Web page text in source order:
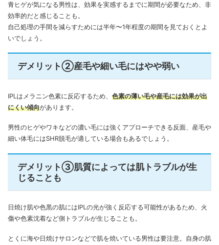
青ヒゲが気になる男性は、効果を実感するまでに期間が必要なため、非
効率的だと感じることも。
自己処理の手間を減らすためには半年〜1年程度の期間を見ておくとよ
いでしょう。
デメリット②産毛や細い毛にはやや弱い
IPLはメラニン色素に反応するため、 色素の薄い毛や産毛には効果が出
にくい傾向があります。
男性のヒゲやワキなどの濃い毛には強くアプローチできる反面、産毛や
細い体毛にはSHR脱毛が適している場合もあるでしょう。
デメリット③肌質によっては肌トラブルが生
じることも
日焼け肌や色黒の肌にはIPLの光が強く反応する可能性があるため、火
傷や色素沈着など側トラブルが生じることも。
とくに海や日焼けサロンなどで肌を焼いている男性は要注意。 自身の肌